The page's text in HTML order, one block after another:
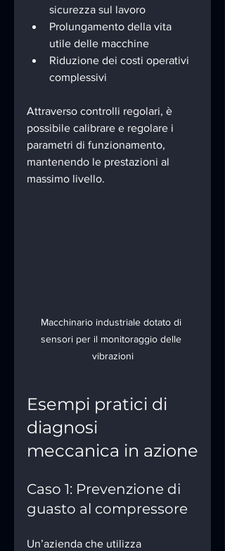
sicurezza sul lavoro
Prolungamento della vita
utile delle macchine
Riduzione dei costi operativi
complessivi
Attraverso controlli regolari, è
possibile calibrare e regolare i
parametri di funzionamento,
mantenendo le prestazioni al
massimo livello.
Macchinario industriale dotato di
sensori per il monitoraggio delle
vibrazioni
Esempi pratici di
diagnosi
meccanica in azione
Caso 1: Prevenzione di
guasto al compressore
Un’azienda che utilizza